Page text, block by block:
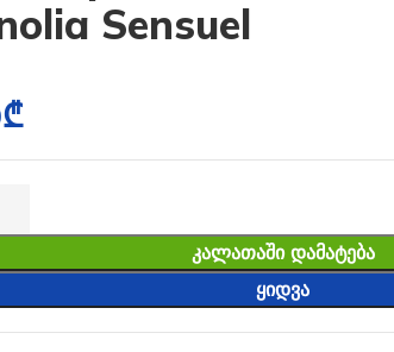
Sensuel
₾
ᲙᲐᲚᲐᲗᲐᲨᲘ ᲓᲐᲛᲐᲢᲔᲑᲐ
ᲧᲘᲓᲕᲐ